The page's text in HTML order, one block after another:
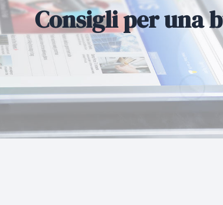
Consigli per una